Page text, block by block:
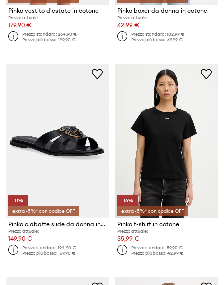
Pinko vestito d'estate in cotone
Prezzo attuale:
179,90 €
Prezzo standard:264,90 €
Prezzo più basso:199,90 €
Pinko boxer da donna in cotone
Prezzo attuale:
62,99 €
Prezzo standard:102,99 €
Prezzo più basso:69,99 €
-11%
extra -5%* con codice OFF
Pinko ciabatte slide da donna in pelle Milly 04
Prezzo attuale:
149,90 €
Prezzo standard:194,90 €
Prezzo più basso:169,90 €
-16%
extra -5%* con codice OFF
Pinko t-shirt in cotone
Prezzo attuale:
35,99 €
Prezzo standard:59,90 €
Prezzo più basso:42,99 €